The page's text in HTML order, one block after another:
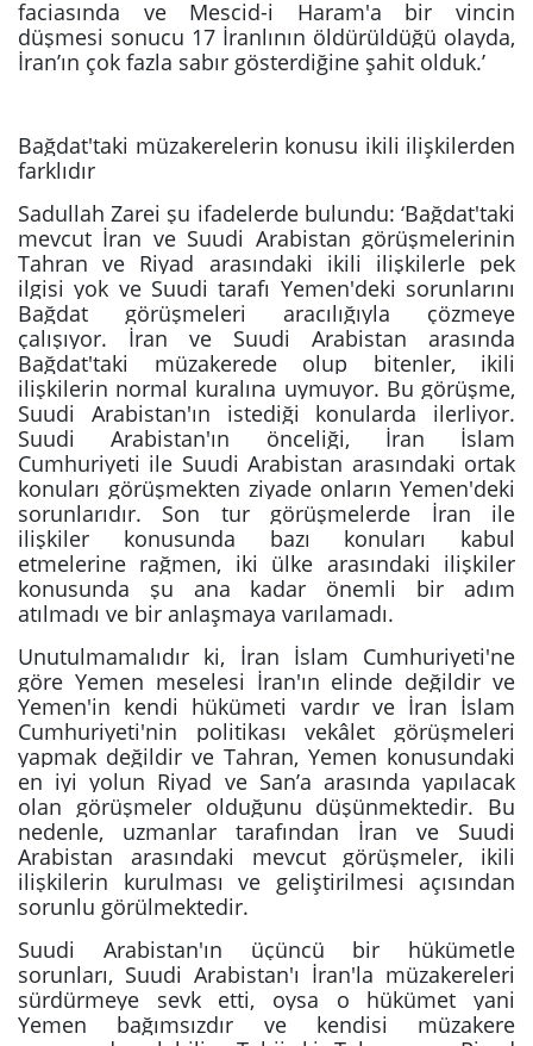
faciasında ve Mescid-i Haram'a bir vincin
düşmesi sonucu 17 İranlının öldürüldüğü olayda,
İran’ın çok fazla sabır gösterdiğine şahit olduk.’
Bağdat'taki müzakerelerin konusu ikili ilişkilerden
farklıdır
Sadullah Zarei şu ifadelerde bulundu: ‘Bağdat'taki
mevcut İran ve Suudi Arabistan görüşmelerinin
Tahran ve Riyad arasındaki ikili ilişkilerle pek
ilgisi yok ve Suudi tarafı Yemen'deki sorunlarını
Bağdat görüşmeleri aracılığıyla çözmeye
çalışıyor. İran ve Suudi Arabistan arasında
Bağdat'taki müzakerede olup bitenler, ikili
ilişkilerin normal kuralına uymuyor. Bu görüşme,
Suudi Arabistan'ın istediği konularda ilerliyor.
Suudi Arabistan'ın önceliği, İran İslam
Cumhuriyeti ile Suudi Arabistan arasındaki ortak
konuları görüşmekten ziyade onların Yemen'deki
sorunlarıdır. Son tur görüşmelerde İran ile
ilişkiler konusunda bazı konuları kabul
etmelerine rağmen, iki ülke arasındaki ilişkiler
konusunda şu ana kadar önemli bir adım
atılmadı ve bir anlaşmaya varılamadı.
Unutulmamalıdır ki, İran İslam Cumhuriyeti'ne
göre Yemen meselesi İran'ın elinde değildir ve
Yemen'in kendi hükümeti vardır ve İran İslam
Cumhuriyeti'nin politikası vekâlet görüşmeleri
yapmak değildir ve Tahran, Yemen konusundaki
en iyi yolun Riyad ve San’a arasında yapılacak
olan görüşmeler olduğunu düşünmektedir. Bu
nedenle, uzmanlar tarafından İran ve Suudi
Arabistan arasındaki mevcut görüşmeler, ikili
ilişkilerin kurulması ve geliştirilmesi açısından
sorunlu görülmektedir.
Suudi Arabistan'ın üçüncü bir hükümetle
sorunları, Suudi Arabistan'ı İran'la müzakereleri
sürdürmeye sevk etti, oysa o hükümet yani
Yemen bağımsızdır ve kendisi müzakere